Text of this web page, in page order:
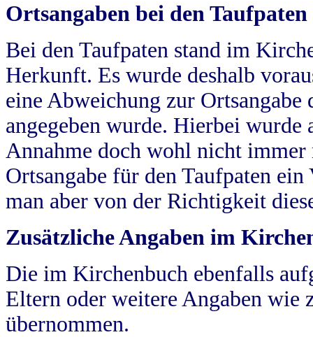
Ortsangaben bei den Taufpaten
Bei den Taufpaten stand im
Herkunft. Es wurde deshalb
eine Abweichung zur
angegeben wurde. Hierbei wurde
Annahme doch wohl nicht
Ortsangabe für den Taufpaten
man aber von der Richtigkeit
Zusätzliche Angaben im
Die im Kirchenbuch ebenfalls
Eltern oder weitere Angaben wie
übernommen.